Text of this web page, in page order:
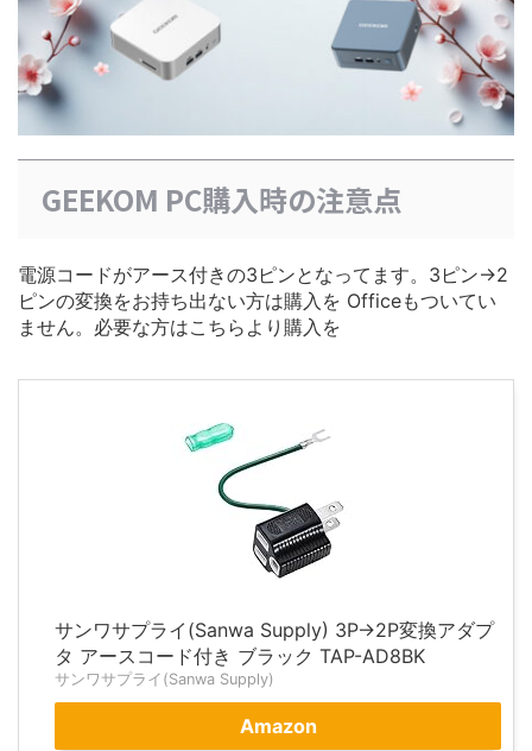
GEEKOM PC購入時の注意点
電源コードがアース付きの3ピンとなってます。3ピン→2
ピンの変換をお持ち出ない方は購入を Officeもついてい
ません。必要な方はこちらより購入を
サンワサプライ(Sanwa Supply) 3P→2P変換アダプ
タ アースコード付き ブラック TAP-AD8BK
サンワサプライ(Sanwa Supply)
Amazon